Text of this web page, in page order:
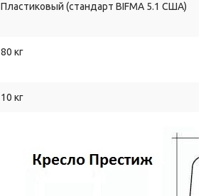
Пластиковый (стандарт BIFMA 5.1 США)
80 кг
10 кг